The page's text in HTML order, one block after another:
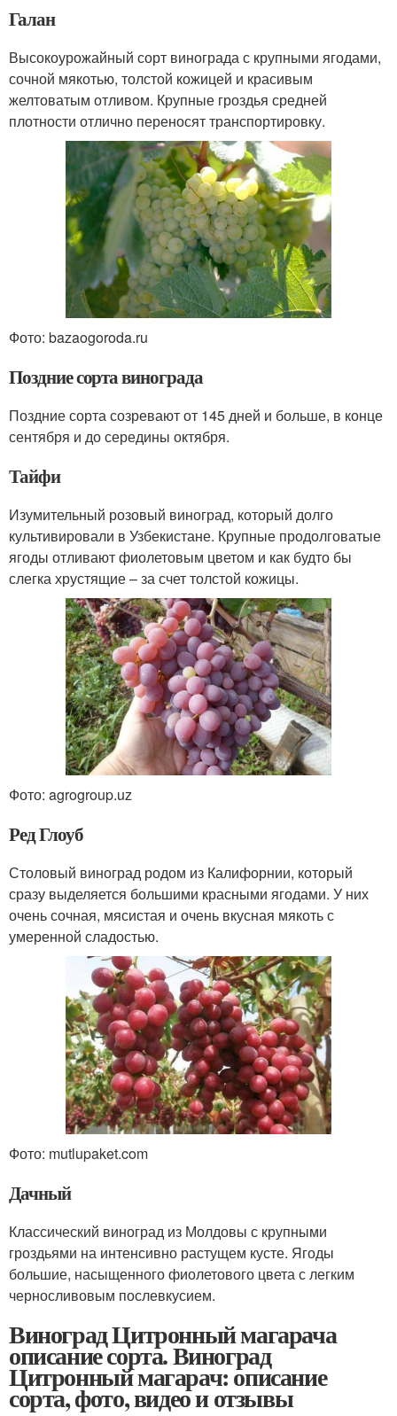
Галан
Высокоурожайный сорт винограда с крупными ягодами,
сочной мякотью, толстой кожицей и красивым
желтоватым отливом. Крупные гроздья средней
плотности отлично переносят транспортировку.
Фото: bazaogoroda.ru
Поздние сорта винограда
Поздние сорта созревают от 145 дней и больше, в конце
сентября и до середины октября.
Тайфи
Изумительный розовый виноград, который долго
культивировали в Узбекистане. Крупные продолговатые
ягоды отливают фиолетовым цветом и как будто бы
слегка хрустящие – за счет толстой кожицы.
Фото: agrogroup.uz
Ред Глоуб
Столовый виноград родом из Калифорнии, который
сразу выделяется большими красными ягодами. У них
очень сочная, мясистая и очень вкусная мякоть с
умеренной сладостью.
Фото: mutlupaket.com
Дачный
Классический виноград из Молдовы с крупными
гроздьями на интенсивно растущем кусте. Ягоды
большие, насыщенного фиолетового цвета с легким
черносливовым послевкусием.
Виноград Цитронный магарача
описание сорта. Виноград
Цитронный магарач: описание
сорта, фото, видео и отзывы